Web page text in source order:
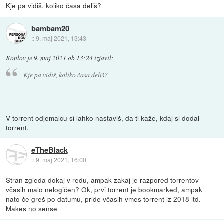
Kje pa vidiš, koliko časa deliš?
bambam20
::9. maj 2021, 13:43
Konlov je9. maj 2021 ob 13:24izjavil:
Kje pa vidiš, koliko časa deliš?
V torrent odjemalcu si lahko nastaviš, da ti kaže, kdaj si dodal
torrent.
eTheBlack
::9. maj 2021, 16:00
Stran zgleda dokaj v redu, ampak zakaj je razpored torrentov
včasih malo nelogičen? Ok, prvi torrent je bookmarked, ampak
nato če greš po datumu, pride včasih vmes torrent iz 2018 itd.
Makes no sense